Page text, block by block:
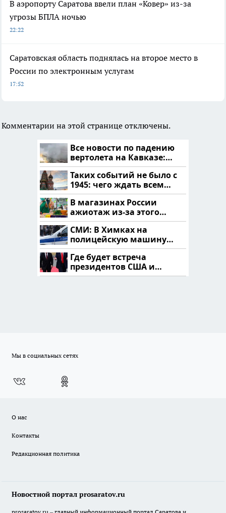
В аэропорту Саратова ввели план «Ковер» из-за
угрозы БПЛА ночью
22:22
Саратовская область поднялась на второе место в
России по электронным услугам
17:52
Комментарии на этой странице отключены.
Все новости по падению
вертолета на Кавказе:
читать здесь
Таких событий не было с
1945: чего ждать всем
нам?
В магазинах России
ажиотаж из-за этого
продукта: что купить?
СМИ: В Химках на
полицейскую машину
напали и подожгли.
Где будет встреча
президентов США и
России: Европа?
Мы в социальных сетях
О нас
Контакты
Редакционная политика
Новостной портал prosaratov.ru